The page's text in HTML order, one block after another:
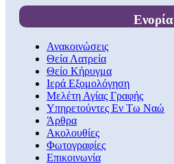
Ενορία
Ανακοινώσεις
Θεία Λατρεία
Θείο Κήρυγμα
Ιερά Εξομολόγηση
Μελέτη Αγίας Γραφής
Υπηρετούντες Εν Τω Ναώ
Άρθρα
Ακολουθίες
Φωτογραφίες
Επικοινωνία